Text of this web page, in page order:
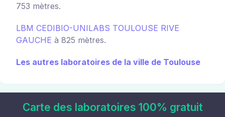
753 mètres.
LBM CEDIBIO-UNILABS TOULOUSE RIVE
GAUCHE à 825 mètres.
Les autres laboratoires de la ville de Toulouse
Carte des laboratoires 100% gratuit